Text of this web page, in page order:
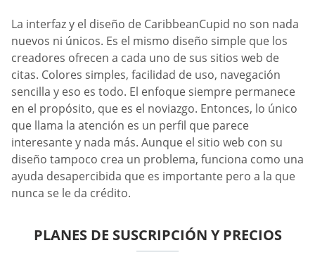
La interfaz y el diseño de CaribbeanCupid no son nada
nuevos ni únicos. Es el mismo diseño simple que los
creadores ofrecen a cada uno de sus sitios web de
citas. Colores simples, facilidad de uso, navegación
sencilla y eso es todo. El enfoque siempre permanece
en el propósito, que es el noviazgo. Entonces, lo único
que llama la atención es un perfil que parece
interesante y nada más. Aunque el sitio web con su
diseño tampoco crea un problema, funciona como una
ayuda desapercibida que es importante pero a la que
nunca se le da crédito.
PLANES DE SUSCRIPCIÓN Y PRECIOS